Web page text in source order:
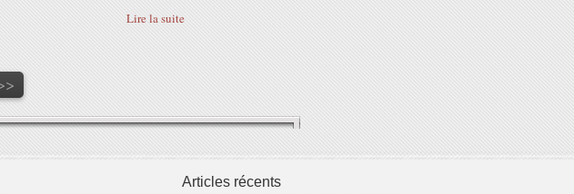
Lire la suite
Articles récents